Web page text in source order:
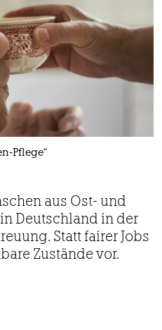
Pflege“
aus Ost- und
Deutschland in der
Statt fairer Jobs
Zustände vor.